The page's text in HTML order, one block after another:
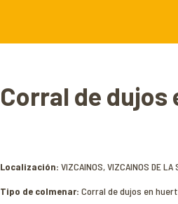
Corral de dujos
Localización:VIZCAINOS, VIZCAINOS DE LA
Tipo de colmenar:Corral de dujos en